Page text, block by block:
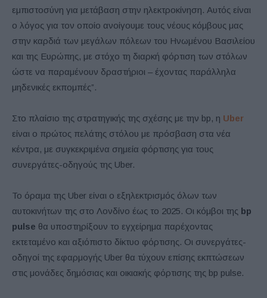
εμπιστοσύνη για μετάβαση στην ηλεκτροκίνηση. Αυτός είναι
ο λόγος για τον οποίο ανοίγουμε τους νέους κόμβους μας
στην καρδιά των μεγάλων πόλεων του Ηνωμένου Βασιλείου
και της Ευρώπης, με στόχο τη διαρκή φόρτιση των στόλων
ώστε να παραμένουν δραστήριοι – έχοντας παράλληλα
μηδενικές εκπομπές”.
Στο πλαίσιο της στρατηγικής της σχέσης με την bp, η Uber
είναι ο πρώτος πελάτης στόλου με πρόσβαση στα νέα
κέντρα, με συγκεκριμένα σημεία φόρτισης για τους
συνεργάτες-οδηγούς της Uber.
Το όραμα της Uber είναι ο εξηλεκτρισμός όλων των
αυτοκινήτων της στο Λονδίνο έως το 2025. Οι κόμβοι της bp
pulse θα υποστηρίξουν το εγχείρημα παρέχοντας
εκτεταμένο και αξιόπιστο δίκτυο φόρτισης. Οι συνεργάτες-
οδηγοί της εφαρμογής Uber θα τύχουν επίσης εκπτώσεων
στις μονάδες δημόσιας και οικιακής φόρτισης της bp pulse.